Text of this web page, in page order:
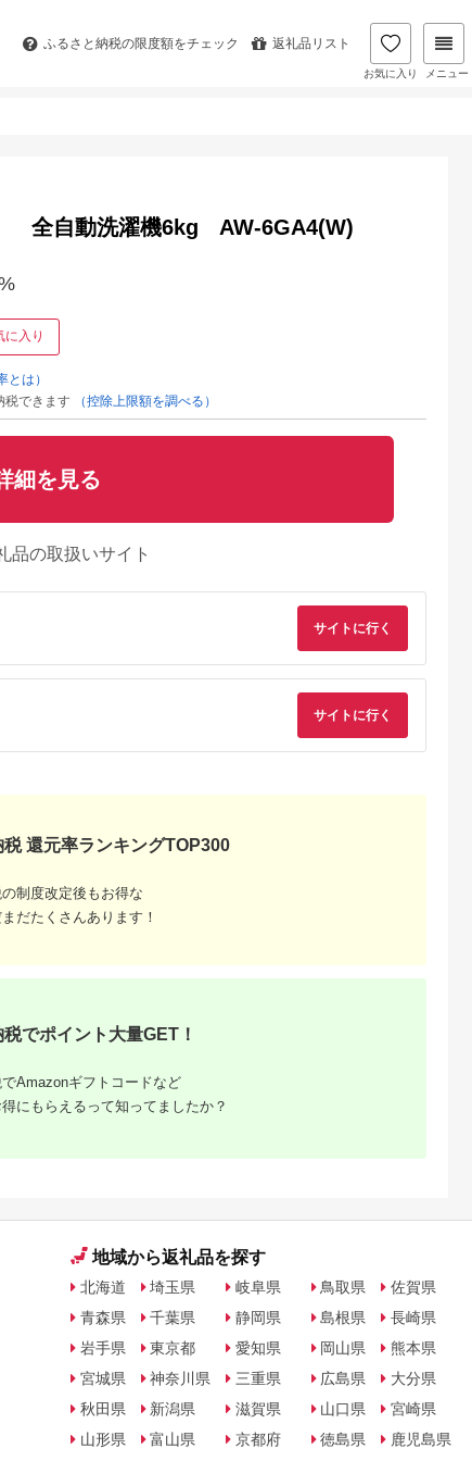
ふるさと納税の限度額をチェック 返礼品リスト
お気に入り メニュー
税
漁 セ
5.0
税
岩手県 宮古市
陸宮古重茂産】無添加
焼きうに 80g×2、5、
10、30個セット_ 焼
【G1335814】
5.0
【期間限定発送】 [米
全自動洗濯機6kg AW-6GA4(W)
に入り
とは）
税できます
（控除上限額を調べる）
細を見る
品の取扱いサイト
サイトに行く
サイトに行く
還元率ランキングTOP300
制度改定後もお得な
だたくさんあります！
でポイント大量GET！
Amazonギフトコードなど
にもらえるって知ってましたか？
地域から返礼品を探す
北海道
青森県
岩手県
宮城県
秋田県
山形県
埼玉県
千葉県
東京都
神奈川県
新潟県
富山県
岐阜県
静岡県
愛知県
三重県
滋賀県
京都府
鳥取県
島根県
岡山県
広島県
山口県
徳島県
佐賀県
長崎県
熊本県
大分県
宮崎県
鹿児島県